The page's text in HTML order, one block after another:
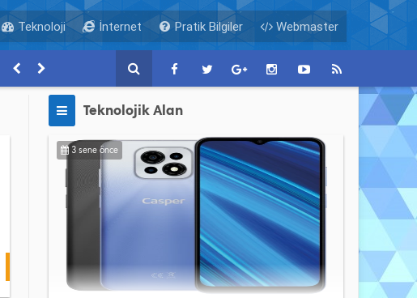
Teknoloji İnternet Pratik Bilgiler Webmaster
Teknolojik Alan
3 sene önce